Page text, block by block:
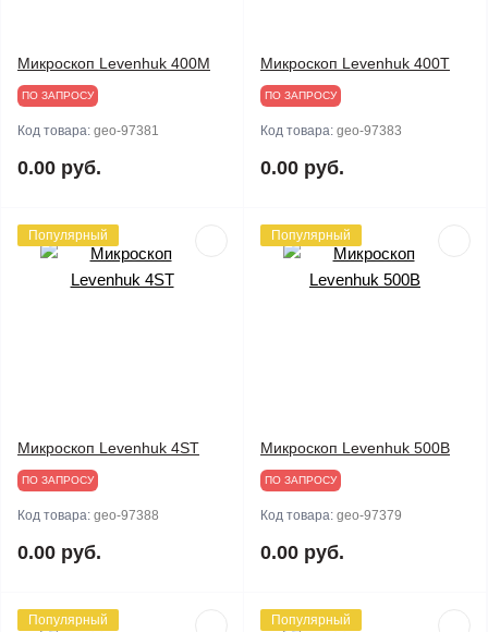
Микроскоп Levenhuk 400M
ПО ЗАПРОСУ
Код товара: geo-97381
0.00 руб.
Микроскоп Levenhuk 400T
ПО ЗАПРОСУ
Код товара: geo-97383
0.00 руб.
Популярный
Микроскоп Levenhuk 4ST
ПО ЗАПРОСУ
Код товара: geo-97388
0.00 руб.
Популярный
Микроскоп Levenhuk 500B
ПО ЗАПРОСУ
Код товара: geo-97379
0.00 руб.
Популярный Популярный